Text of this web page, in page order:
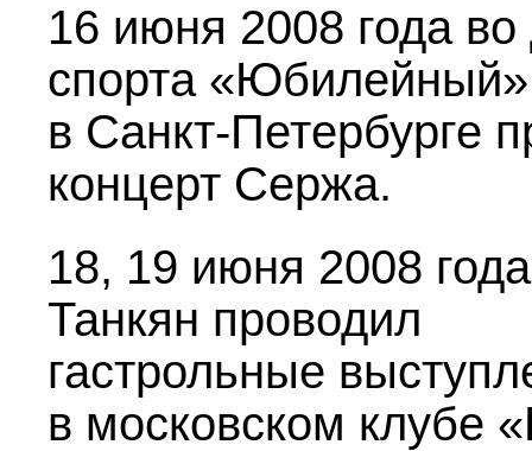
16 июня 2008 года
спорта «Юбилейный»
в Санкт-Петербурге
концерт Сержа.
18, 19 июня 2008
Танкян проводил
гастрольные
в московском клубе